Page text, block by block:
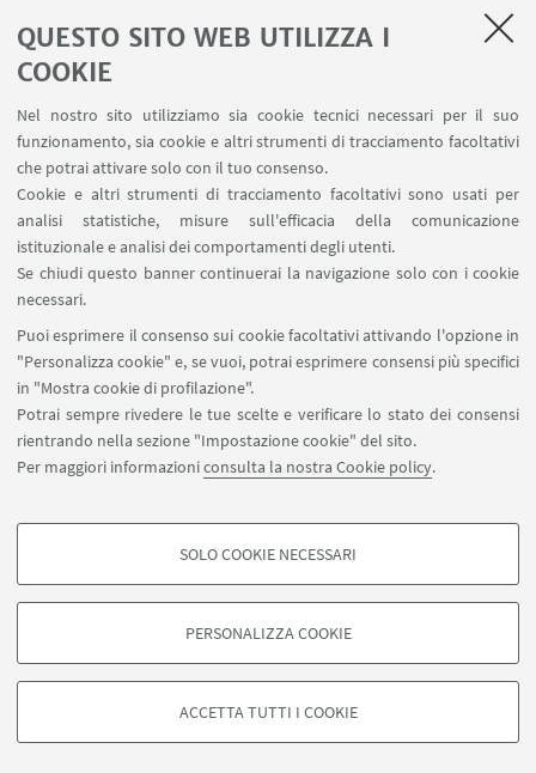
QUESTO SITO WEB UTILIZZA I
COOKIE
Nel nostro sito utilizziamo sia cookie tecnici necessari per il suo
funzionamento, sia cookie e altri strumenti di tracciamento facoltativi
che potrai attivare solo con il tuo consenso.
Cookie e altri strumenti di tracciamento facoltativi sono usati per
analisi statistiche, misure sull'efficacia della comunicazione
istituzionale e analisi dei comportamenti degli utenti.
Se chiudi questo banner continuerai la navigazione solo con i cookie
necessari.
Puoi esprimere il consenso sui cookie facoltativi attivando l'opzione in
"Personalizza cookie" e, se vuoi, potrai esprimere consensi più specifici
in "Mostra cookie di profilazione".
Potrai sempre rivedere le tue scelte e verificare lo stato dei consensi
rientrando nella sezione "Impostazione cookie" del sito.
Per maggiori informazioniconsulta la nostra Cookie policy.
COOKIE DI PROFILAZIONE - FACOLTATIVI
degli utenti, creare profili in base al loro comportamento sul sito, per analisi
di marketing.
Google/Youtube Video
SOLO COOKIE NECESSARI
PERSONALIZZA COOKIE
ACCETTA TUTTI I COOKIE
Instagram
https://www.instagram.com/
Facebook
https://www.facebook.com/finanza.matematica
https://twitter.com/FinanzaMat
Seguici su:
Privacy- Note legali -Impostazioni Cookie